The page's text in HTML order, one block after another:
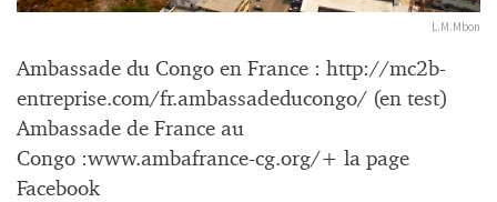
L.M.Mbon
Ambassade du Congo en France : http://mc2b-
entreprise.com/fr.ambassadeducongo/ (en test)
Ambassade de France au
Congo :www.ambafrance-cg.org/+ la page
Facebook